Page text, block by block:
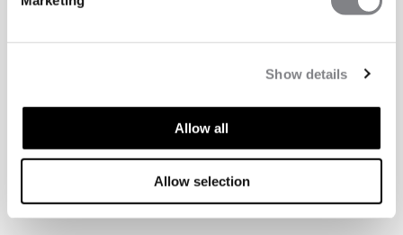
Show details
Allow all
Allow selection